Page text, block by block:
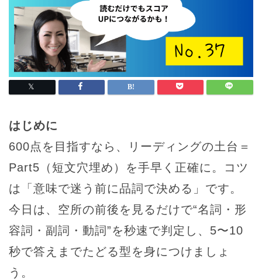
はじめに
600点を目指すなら、リーディングの土台＝
Part5（短文穴埋め）を手早く正確に。コツ
は「意味で迷う前に品詞で決める」です。
今日は、空所の前後を見るだけで“名詞・形
容詞・副詞・動詞”を秒速で判定し、5〜10
秒で答えまでたどる型を身につけましょ
う。